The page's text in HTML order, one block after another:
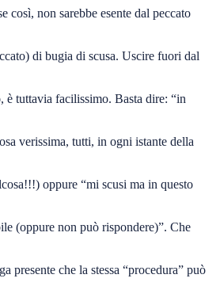
così, non sarebbe esente dal peccato
di bugia di scusa. Uscire fuori dal
è tuttavia facilissimo. Basta dire: “in
verissima, tutti, in ogni istante della
oppure “mi scusi ma in questo
(oppure non può rispondere)”. Che
presente che la stessa “procedura” può